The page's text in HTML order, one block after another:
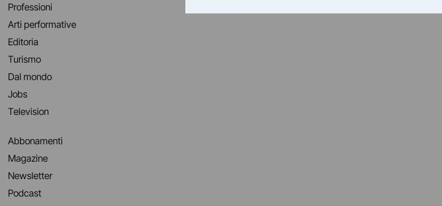
Professioni
Arti performative
Editoria
Turismo
Dal mondo
Jobs
Television
Abbonamenti
Magazine
Newsletter
Podcast